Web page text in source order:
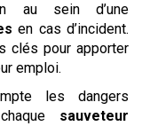
au sein d’une
en cas d’incident.
clés pour apporter
emploi.
les dangers
sauveteur